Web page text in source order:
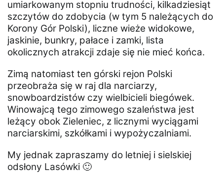
umiarkowanym stopniu trudności, kilkadziesiąt
szczytów do zdobycia (w tym 5 należących do
Korony Gór Polski), liczne wieże widokowe,
jaskinie, bunkry, pałace i zamki, lista
okolicznych atrakcji zdaje się nie mieć końca.
Zimą natomiast ten górski rejon Polski
przeobraża się w raj dla narciarzy,
snowboardzistów czy wielbicieli biegówek.
Winowajcą tego zimowego szaleństwa jest
leżący obok Zieleniec, z licznymi wyciągami
narciarskimi, szkółkami i wypożyczalniami.
My jednak zapraszamy do letniej i sielskiej
odsłony Lasówki 🙂